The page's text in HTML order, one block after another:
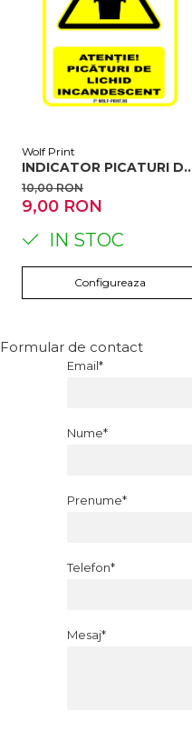
Wolf Print
INDICATOR PICATURI DE
LICHID INCANDESCENT
10,00 RON
9,00 RON
IN STOC
Configureaza
Formular de contact
Email*
Nume*
Prenume*
Telefon*
Mesaj*